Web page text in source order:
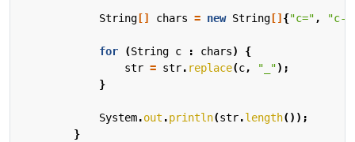
String [] chars = new String [] {"c=" , "c-"
for (String c : chars)
{
str = str. replace(c, "_");
}
System.out .println(str.length());
}